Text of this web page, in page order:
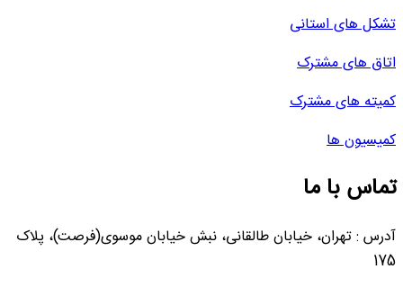
تشکل های استانی
اتاق های مشترک
کمیته های مشترک
کمیسیون ها
تماس با ما
آدرس : تهران، خیابان طالقانی، نبش خیابان موسوی(فرصت)، پلاک
175